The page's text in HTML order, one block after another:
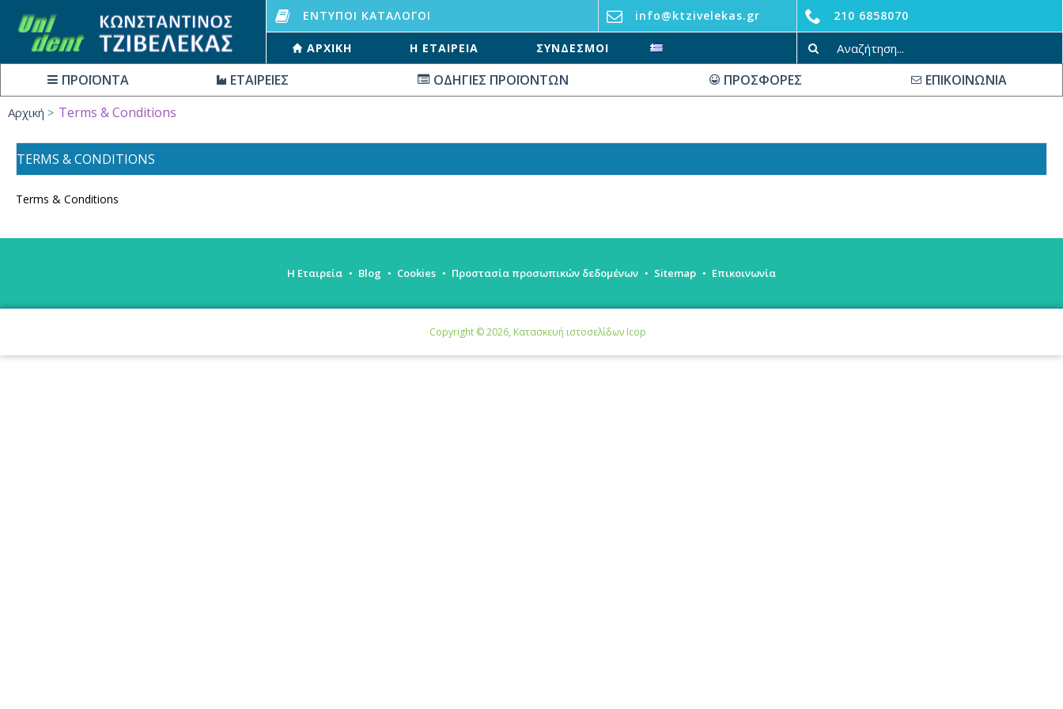
ΕΝΤΥΠΟΙ ΚΑΤΆΛΟΓΟΙ info@ktzivelekas.gr 210 6858070
ΑΡΧΙΚΉ Η ΕΤΑΙΡΕΊΑ ΣΥΝΔΕΣΜΟΙ
ΠΡΟΪΟΝΤΑ ΕΤΑΙΡΕΙΕΣ ΟΔΗΓΙΕΣ ΠΡΟΪΟΝΤΩΝ ΠΡΟΣΦΟΡΕΣ ΕΠΙΚΟΙΝΩΝΙΑ
Αρχική Terms & Conditions
TERMS & CONDITIONS
Terms & Conditions
Η Εταιρεία Blog Cookies Προστασία προσωπικών δεδομένων Sitemap Επικοινωνία
Copyright ©2026, Κατασκευή ιστοσελίδων Icop